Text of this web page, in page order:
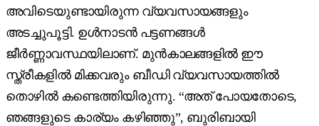
അവിടെയുണ്ടായിരുന്ന വ്യവസായങ്ങളും
അടച്ചുപൂട്ടി. ഉൾനാടൻ പട്ടണങ്ങൾ
ജീർണ്ണാവസ്ഥയിലാണ്. മുൻ‌കാലങ്ങളിൽ ഈ
സ്ത്രീകളിൽ മിക്കവരും ബീഡി വ്യവസായത്തിൽ
തൊഴിൽ കണ്ടെത്തിയിരുന്നു. “അത് പോയതോടെ,
ഞങ്ങളുടെ കാര്യം കഴിഞ്ഞു”, ബുരിബായി